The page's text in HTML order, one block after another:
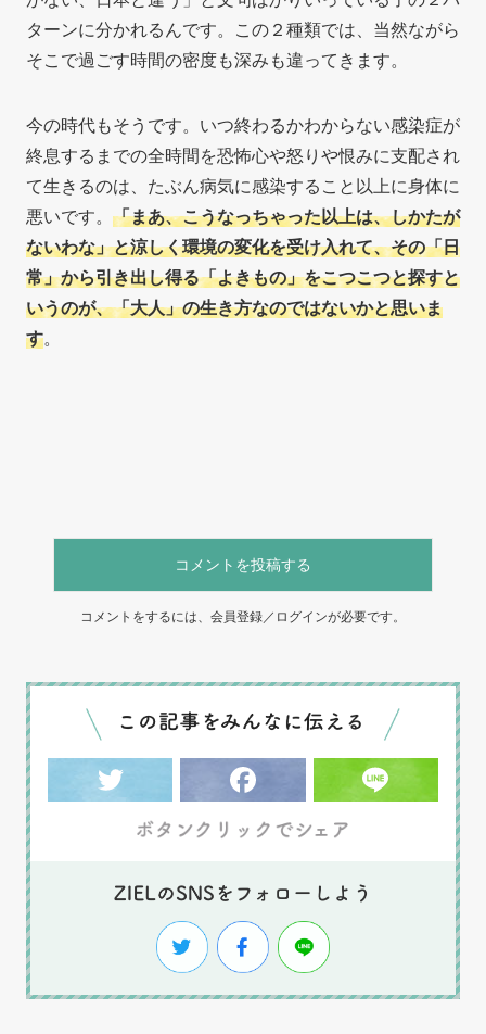
ターンに分かれるんです。この２種類では、当然ながら
そこで過ごす時間の密度も深みも違ってきます。
今の時代もそうです。いつ終わるかわからない感染症が
終息するまでの全時間を恐怖心や怒りや恨みに支配され
て生きるのは、たぶん病気に感染すること以上に身体に
悪いです。 「まあ、こうなっちゃった以上は、しかたが
ないわな」と涼しく環境の変化を受け入れて、その「日
常」から引き出し得る「よきもの」をこつこつと探すと
いうのが、「大人」の生き方なのではないかと思いま
す。
コメントを投稿する
コメントをするには、会員登録／ログインが必要です。